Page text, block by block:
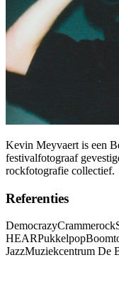
Kevin Meyvaert is een
festivalfotograaf
rockfotografie collectief.
Referenties
DemocrazyCrammerock
HEARPukkelpop
JazzMuziekcentrum De